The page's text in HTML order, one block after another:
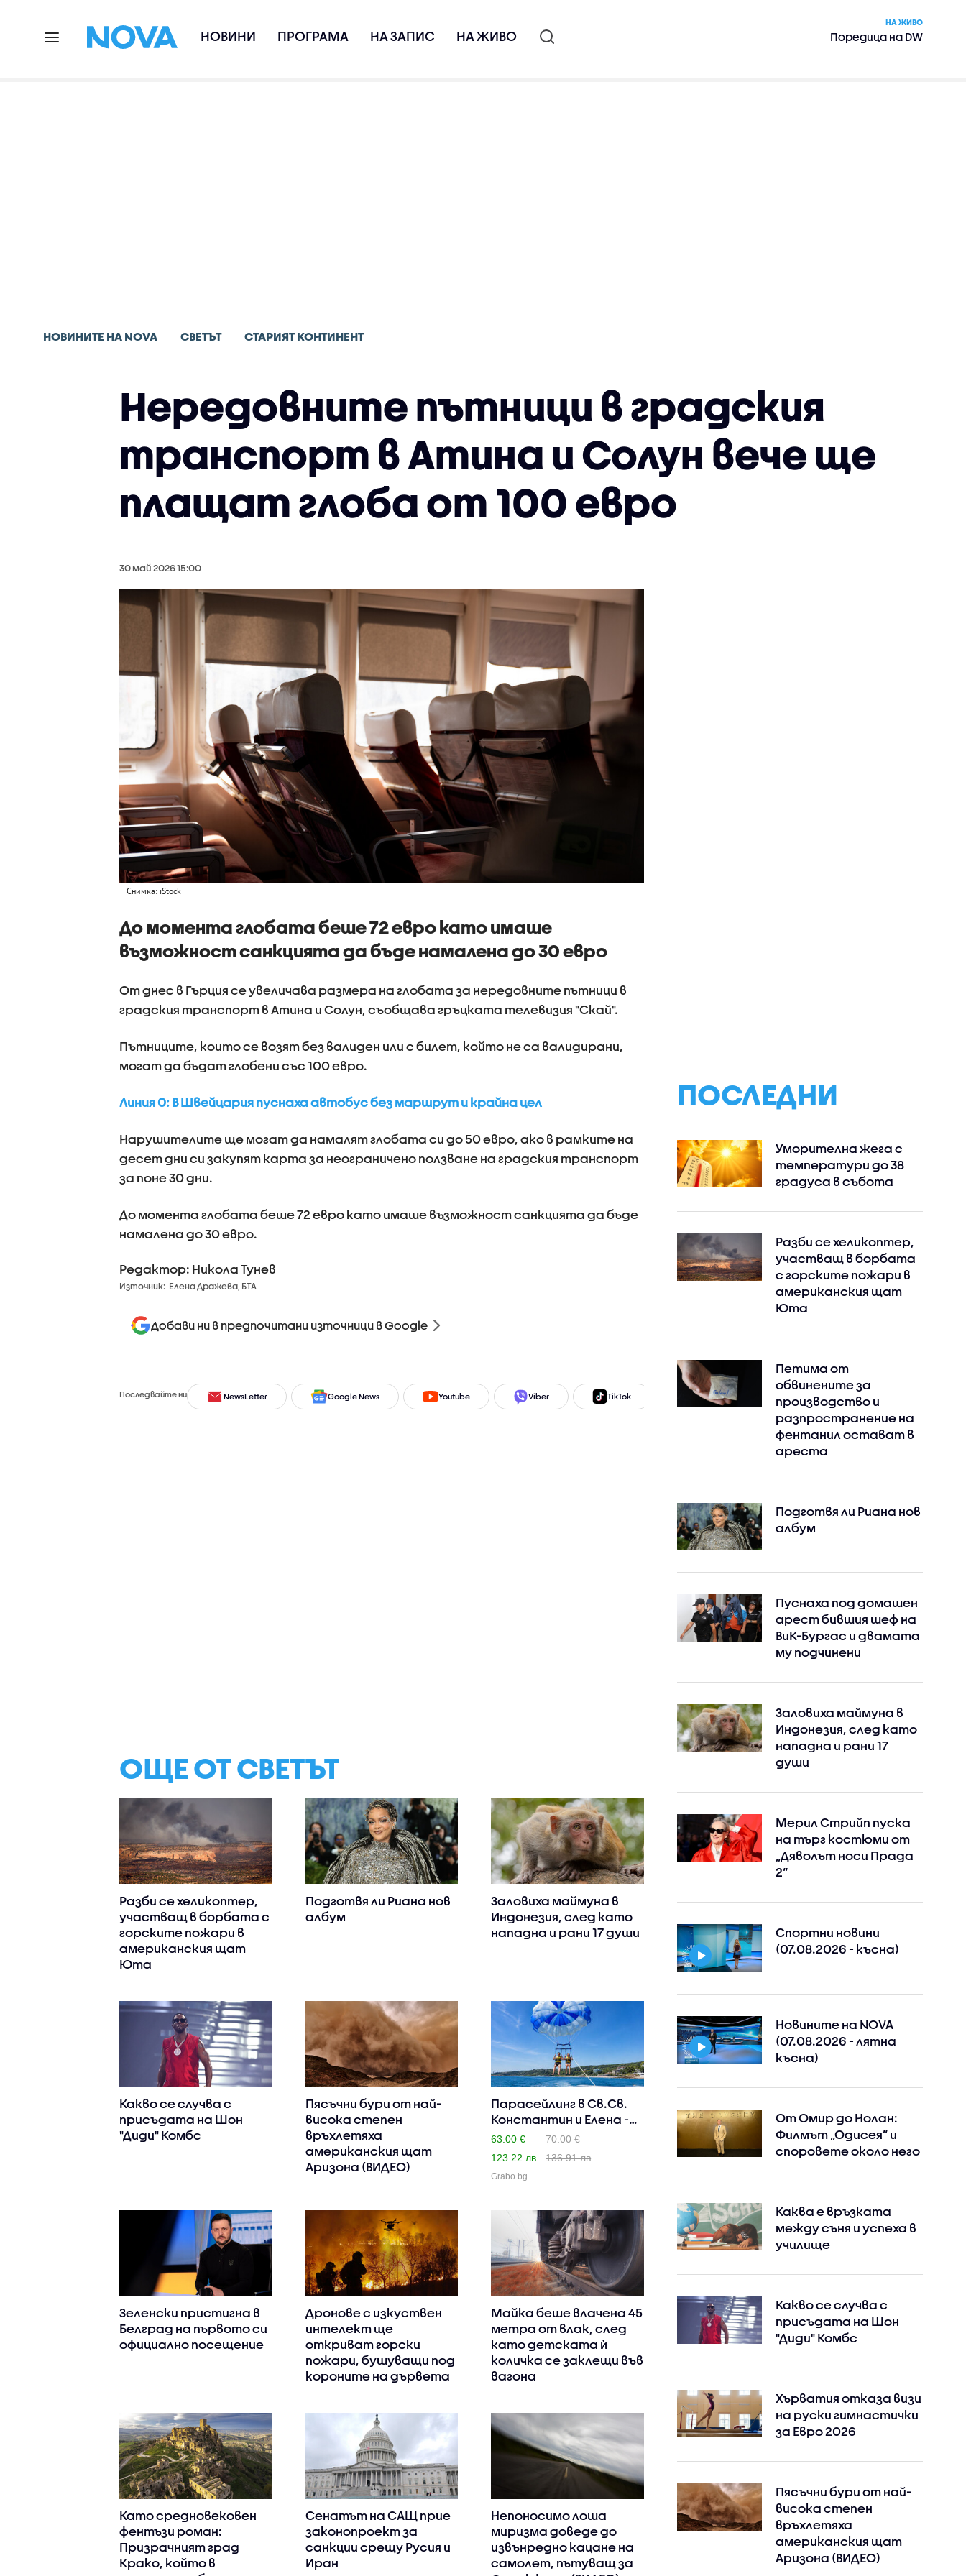
НОВИНИ ПРОГРАМА НА ЗАПИС НА ЖИВО
НА ЖИВО
Поредица на DW
НОВИНИТЕ НА NOVA СВЕТЪТ СТАРИЯТ КОНТИНЕНТ
Нередовните пътници в градския
транспорт в Атина и Солун вече ще
плащат глоба от 100 евро
30 май 2026 15:00
Снимка: iStock
До момента глобата беше 72 евро като имаше
възможност санкцията да бъде намалена до 30 евро
От днес в Гърция се увеличава размера на глобата за нередовните пътници в
градския транспорт в Атина и Солун, съобщава гръцката телевизия "Скай".
Пътниците, които се возят без валиден или с билет, който не са валидирани,
могат да бъдат глобени със 100 евро.
Линия 0: В Швейцария пуснаха автобус без маршрут и крайна цел
Нарушителите ще могат да намалят глобата си до 50 евро, ако в рамките на
десет дни си закупят карта за неограничено ползване на градския транспорт
за поне 30 дни.
До момента глобата беше 72 евро като имаше възможност санкцията да бъде
намалена до 30 евро.
Редактор: Никола Тунев
Източник: Елена Дражева, БТА
Добави ни в предпочитани източници в Google
Последвайте ни NewsLetter Google News Youtube Viber TikTok Instagram Facebook
ОЩЕ ОТ СВЕТЪТ
Разби се хеликоптер,
участващ в борбата с
горските пожари в
американския щат
Юта
Подготвя ли Риана нов
албум
Заловиха маймуна в
Индонезия, след като
нападна и рани 17 души
Какво се случва с
присъдата на Шон
"Диди" Комбс
Пясъчни бури от най-
висока степен
връхлетяха
американския щат
Аризона (ВИДЕО)
Парасейлинг в Св.Св.
Константин и Елена -
за..
63.00 €
70.00 €
123.22 лв
136.91 лв
Grabo.bg
Зеленски пристигна в
Белград на първото си
официално посещение
Дронове с изкуствен
интелект ще
откриват горски
пожари, бушуващи под
короните на дървета
Майка беше влачена 45
метра от влак, след
като детската ѝ
количка се заклещи във
вагона
Като средновековен
фентъзи роман:
Призрачният град
Крако, който в
Сенатът на САЩ прие
законопроект за
санкции срещу Русия и
Иран
Непоносимо лоша
миризма доведе до
извънредно кацане на
самолет, пътуващ за
ПОСЛЕДНИ
Уморителна жега с
температури до 38
градуса в събота
Разби се хеликоптер,
участващ в борбата
с горските пожари в
американския щат
Юта
Петима от
обвинените за
производство и
разпространение на
фентанил остават в
ареста
Подготвя ли Риана нов
албум
Пуснаха под домашен
арест бившия шеф на
ВиК-Бургас и двамата
му подчинени
Заловиха маймуна в
Индонезия, след като
нападна и рани 17
души
Мерил Стрийп пуска
на търг костюми от
„Дяволът носи Прада
2“
Спортни новини
(07.08.2026 - късна)
Новините на NOVA
(07.08.2026 - лятна
късна)
От Омир до Нолан:
Филмът „Одисея” и
споровете около него
Каква е връзката
между съня и успеха в
училище
Какво се случва с
присъдата на Шон
"Диди" Комбс
Хърватия отказа визи
на руски гимнастички
за Евро 2026
Пясъчни бури от най-
висока степен
връхлетяха
американския щат
Аризона (ВИДЕО)